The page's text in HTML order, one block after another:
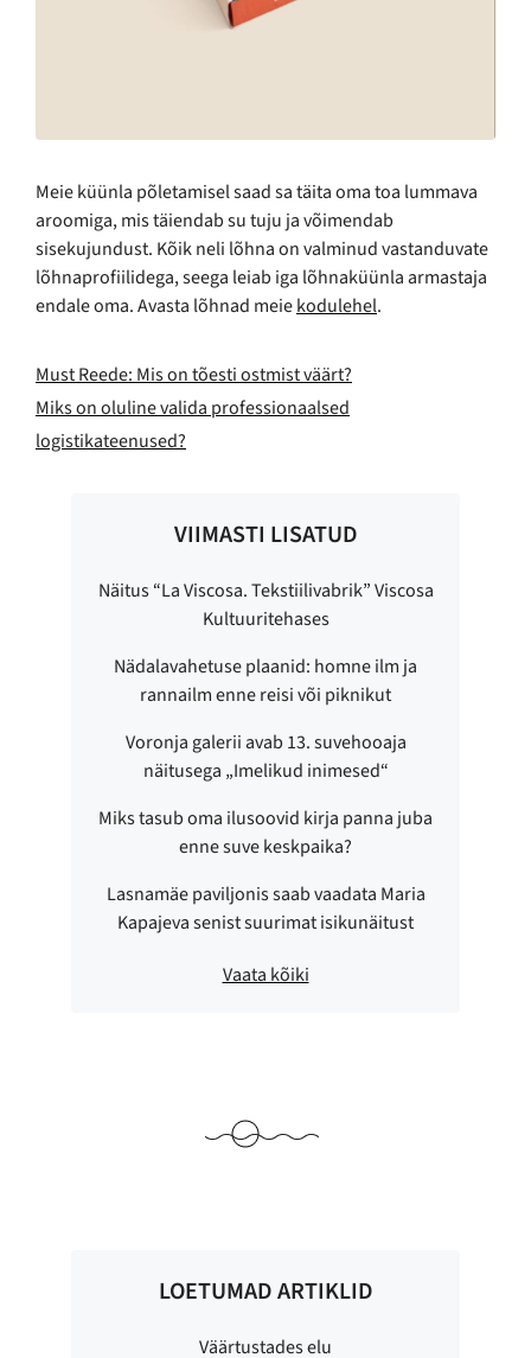
Meie küünla põletamisel saad sa täita oma toa lummava
aroomiga, mis täiendab su tuju ja võimendab
sisekujundust. Kõik neli lõhna on valminud vastanduvate
lõhnaprofiilidega, seega leiab iga lõhnaküünla armastaja
endale oma. Avasta lõhnad meiekodulehel.
Must Reede: Mis on tõesti ostmist väärt?
Miks on oluline valida professionaalsed
logistikateenused?
VIIMASTI LISATUD
Näitus “La Viscosa. Tekstiilivabrik” Viscosa
Kultuuritehases
Nädalavahetuse plaanid: homne ilm ja
rannailm enne reisi või piknikut
Voronja galerii avab 13. suvehooaja
näitusega „Imelikud inimesed“
Miks tasub oma ilusoovid kirja panna juba
enne suve keskpaika?
Lasnamäe paviljonis saab vaadata Maria
Kapajeva senist suurimat isikunäitust
Vaata kõiki
LOETUMAD ARTIKLID
Väärtustades elu